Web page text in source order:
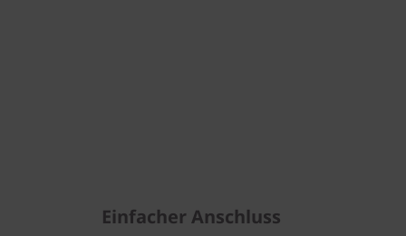
Einfacher Anschluss